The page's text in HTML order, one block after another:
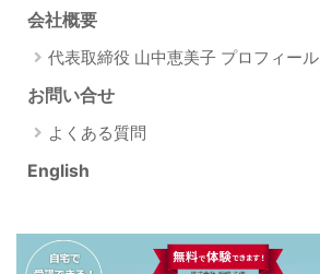
会社概要
代表取締役 山中恵美子 プロフィール
お問い合せ
よくある質問
English